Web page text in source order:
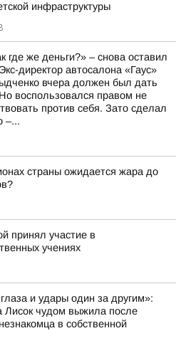
инфраструктуры
где же деньги?» – снова оставил
директор автосалона «Гаус»
вчера должен был дать
воспользовался правом не
против себя. Зато сделал
–...
страны ожидается жара до
принял участие в
учениях
и удары один за другим»:
Лисок чудом выжила после
в собственной